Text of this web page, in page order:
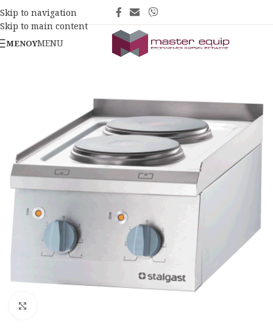
Skip to navigation
Skip to main content
ΜΕΝΟΎMENU